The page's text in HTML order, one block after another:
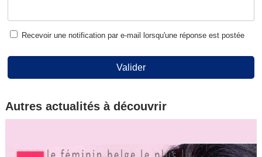
Recevoir une notification par e-mail lorsqu'une réponse est postée
Valider
Autres actualités à découvrir